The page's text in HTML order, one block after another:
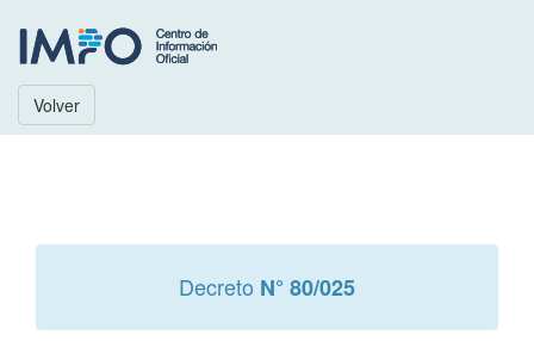
Volver
Decreto N° 80/025